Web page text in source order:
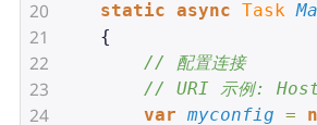
20 static async Task
21
    {
22 // 配置连接
23 // URI 示例:
24 var myconfig =